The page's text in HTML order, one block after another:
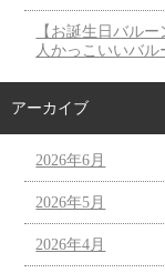
【お誕生日バルー
人かっこいいバ
アーカイブ
2026年6月
2026年5月
2026年4月